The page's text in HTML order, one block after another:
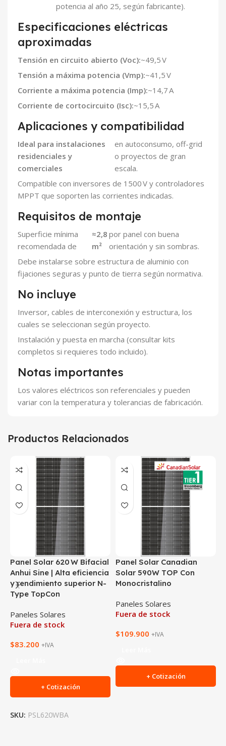
potencia al año 25, según fabricante).
Especificaciones eléctricas
aproximadas
Tensión en circuito abierto (Voc):~49,5 V
Tensión a máxima potencia (Vmp):~41,5 V
Corriente a máxima potencia (Imp):~14,7 A
Corriente de cortocircuito (Isc):~15,5 A
Aplicaciones y compatibilidad
Ideal para instalaciones
residenciales y
comerciales
en autoconsumo, off-grid
o proyectos de gran
escala.
Compatible con inversores de 1500 V y controladores
MPPT que soporten las corrientes indicadas.
Requisitos de montaje
Superficie mínima
recomendada de
≈2,8
m²
por panel con buena
orientación y sin sombras.
Debe instalarse sobre estructura de aluminio con
fijaciones seguras y punto de tierra según normativa.
No incluye
Inversor, cables de interconexión y estructura, los
cuales se seleccionan según proyecto.
Instalación y puesta en marcha (consultar kits
completos si requieres todo incluido).
Notas importantes
Los valores eléctricos son referenciales y pueden
variar con la temperatura y tolerancias de fabricación.
Productos Relacionados
Panel Solar 620 W Bifacial
Anhui Sine | Alta eficiencia
y rendimiento superior N-
Type TopCon
Paneles Solares
Fuera de stock
$83.200 +IVA
+ Cotización
SKU: PSL620WBA
Panel Solar Canadian
Solar 590W TOP Con
Monocristalino
Paneles Solares
Fuera de stock
$109.900 +IVA
+ Cotización